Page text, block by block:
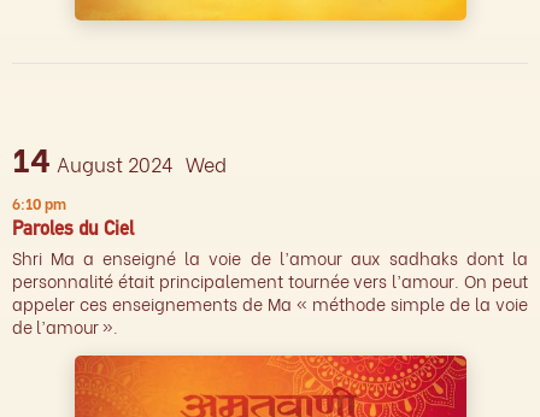
14 August 2024 Wed
6:10 pm
Paroles du Ciel
Shri Ma a enseigné la voie de l’amour aux sadhaks dont la
personnalité était principalement tournée vers l’amour. On peut
appeler ces enseignements de Ma « méthode simple de la voie
de l’amour ».